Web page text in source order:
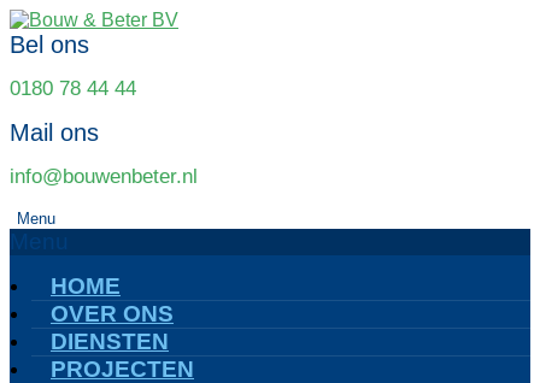
Bel ons
0180 78 44 44
Mail ons
info@bouwenbeter.nl
Menu
Menu
HOME
OVER ONS
DIENSTEN
PROJECTEN